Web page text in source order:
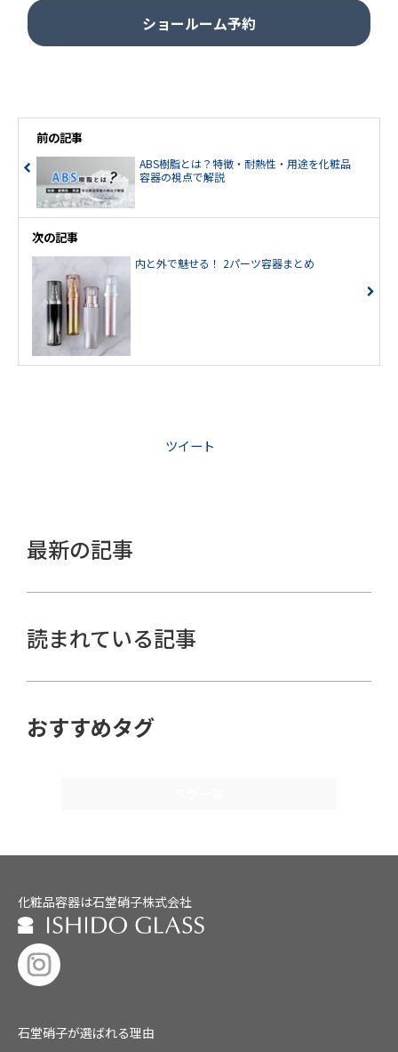
ショールーム予約
前の記事
ABS樹脂とは？特徴・耐熱性・用途を化粧品
容器の視点で解説
次の記事
内と外で魅せる！ 2パーツ容器まとめ
ツイート
最新の記事
読まれている記事
おすすめタグ
化粧品容器は石堂硝子株式会社
石堂硝子が選ばれる理由